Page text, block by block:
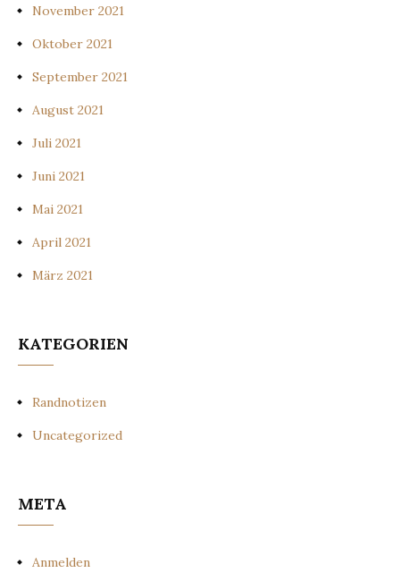
November 2021
Oktober 2021
September 2021
August 2021
Juli 2021
Juni 2021
Mai 2021
April 2021
März 2021
KATEGORIEN
Randnotizen
Uncategorized
META
Anmelden